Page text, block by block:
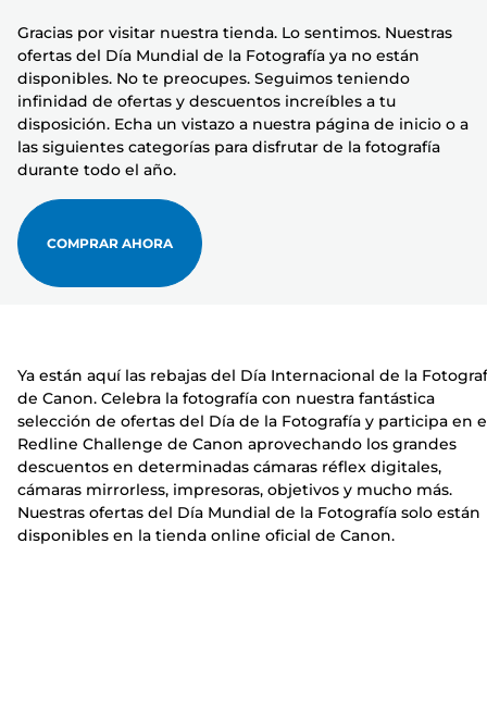
Gracias por visitar nuestra tienda. Lo sentimos. Nuestras
ofertas del Día Mundial de la Fotografía ya no están
disponibles. No te preocupes. Seguimos teniendo
infinidad de ofertas y descuentos increíbles a tu
disposición. Echa un vistazo a nuestra página de inicio o a
las siguientes categorías para disfrutar de la fotografía
durante todo el año.
COMPRAR AHORA
Ya están aquí las rebajas del Día Internacional de la
de Canon. Celebra la fotografía con nuestra fantástica
selección de ofertas del Día de la Fotografía y participa en
Redline Challenge de Canon aprovechando los grandes
descuentos en determinadas cámaras réflex digitales,
cámaras mirrorless, impresoras, objetivos y mucho más.
Nuestras ofertas del Día Mundial de la Fotografía solo están
disponibles en la tienda online oficial de Canon.